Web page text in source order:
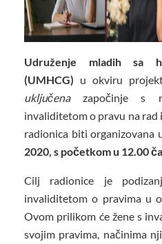
Udruženje mladih sa
(UMHCG) u okviru
uključenazapočinje s
invaliditetom o pravu na rad
radionica biti organizovana
2020, s početkom u 12.00
Cilj radionice je
invaliditetom o pravima u
Ovom prilikom će žene s
svojim pravima, načinima